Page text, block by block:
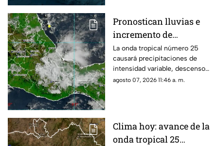
Pronostican lluvias e
incremento de
tormentas en Oaxaca
este viernes
La onda tropical número 25
causará precipitaciones de
intensidad variable, descenso
de temperatura y rachas de
agosto 07, 2026 11:46 a. m.
Clima hoy: avance de la
onda tropical 25